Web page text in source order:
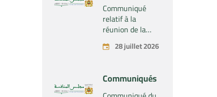
Communiqué
relatif à la
réunion de la
Section du
Conseil de la
Tenue le mardi
28 juillet 2026
28 juillet 2026
Communiqués